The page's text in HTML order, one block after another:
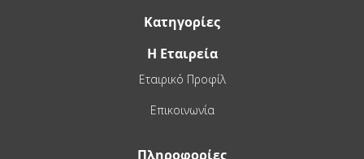
Κατηγορίες
Η Εταιρεία
Εταιρικό Προφίλ
Επικοινωνία
Πληροφορίες